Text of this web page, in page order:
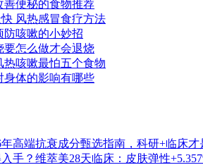
善便秘的食物推荐
风热感冒食疗方法
防咳嗽的小妙招
要怎么做才会退烧
热咳嗽最怕五个食物
身体的影响有哪些
高端抗衰成分甄选指南，科研+临床才
手？维萃美28天临床：皮肤弹性